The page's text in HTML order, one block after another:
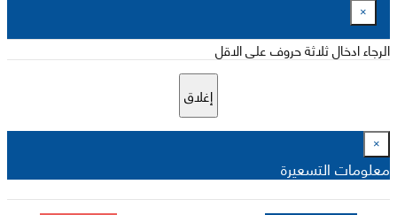
×
الرجاء ادخال ثلاثة حروف على الاقل
إغلاق
×
معلومات التسعيرة